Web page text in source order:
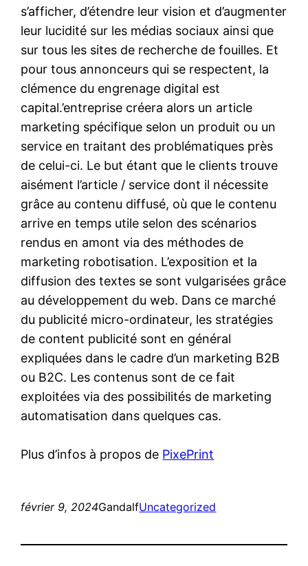
s’afficher, d’étendre leur vision et d’augmenter
leur lucidité sur les médias sociaux ainsi que
sur tous les sites de recherche de fouilles. Et
pour tous annonceurs qui se respectent, la
clémence du engrenage digital est
capital.’entreprise créera alors un article
marketing spécifique selon un produit ou un
service en traitant des problématiques près
de celui-ci. Le but étant que le clients trouve
aisément l’article / service dont il nécessite
grâce au contenu diffusé, où que le contenu
arrive en temps utile selon des scénarios
rendus en amont via des méthodes de
marketing robotisation. L’exposition et la
diffusion des textes se sont vulgarisées grâce
au développement du web. Dans ce marché
du publicité micro-ordinateur, les stratégies
de content publicité sont en général
expliquées dans le cadre d’un marketing B2B
ou B2C. Les contenus sont de ce fait
exploitées via des possibilités de marketing
automatisation dans quelques cas.
Plus d’infos à propos de PixePrint
février 9, 2024GandalfUncategorized